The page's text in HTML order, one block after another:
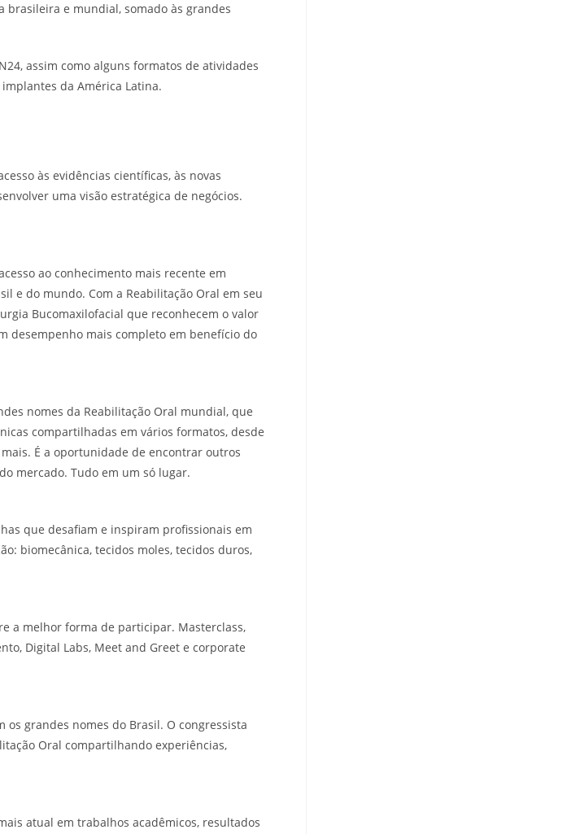
e mundial, somado às grandes
assim como alguns formatos de atividades
da América Latina.
às evidências científicas, às novas
uma visão estratégica de negócios.
ao conhecimento mais recente em
e do mundo. Com a Reabilitação Oral em seu
Bucomaxilofacial que reconhecem o valor
desempenho mais completo em benefício do
nomes da Reabilitação Oral mundial, que
compartilhadas em vários formatos, desde
É a oportunidade de encontrar outros
mercado. Tudo em um só lugar.
que desafiam e inspiram profissionais em
biomecânica, tecidos moles, tecidos duros,
a melhor forma de participar. Masterclass,
Digital Labs, Meet and Greet e corporate
grandes nomes do Brasil. O congressista
Oral compartilhando experiências,
atual em trabalhos acadêmicos, resultados